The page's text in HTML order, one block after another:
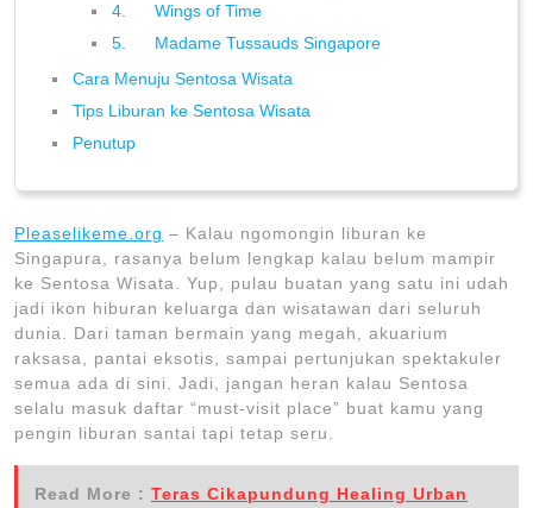
4. Wings of Time
5. Madame Tussauds Singapore
Cara Menuju Sentosa Wisata
Tips Liburan ke Sentosa Wisata
Penutup
Pleaselikeme.org – Kalau ngomongin liburan ke
Singapura, rasanya belum lengkap kalau belum mampir
ke Sentosa Wisata. Yup, pulau buatan yang satu ini udah
jadi ikon hiburan keluarga dan wisatawan dari seluruh
dunia. Dari taman bermain yang megah, akuarium
raksasa, pantai eksotis, sampai pertunjukan spektakuler
semua ada di sini. Jadi, jangan heran kalau Sentosa
selalu masuk daftar “must-visit place” buat kamu yang
pengin liburan santai tapi tetap seru.
Read More : Teras Cikapundung Healing Urban